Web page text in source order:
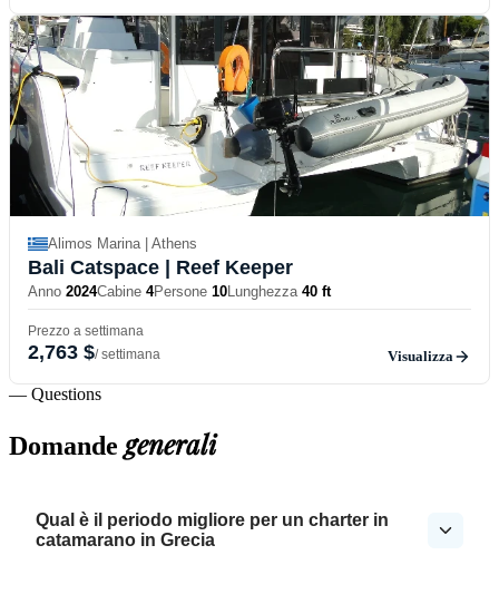
Alimos Marina | Athens
Bali Catspace | Reef Keeper
Anno 2024Cabine 4Persone 10Lunghezza 40 ft
Prezzo a settimana
2,763 $/ settimana Visualizza
— Questions
Domandegenerali
Qual è il periodo migliore per un charter in
catamarano in Grecia